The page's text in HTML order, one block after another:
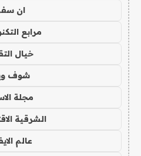
ان
مرابع
خيال
شوف
مجلة
الشرقية
عالم